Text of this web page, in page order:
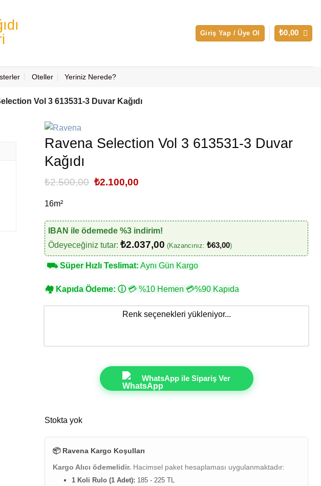
Giriş Yap / Üye Ol ₺0,00
Oteller Yeriniz Nerede?
Vol 3 613531-3 Duvar Kağıdı
Ravena Selection Vol 3 613531-3 Duvar
Kağıdı
₺2.500,00 Orijinal
₺2.100,00Şu
16m²
IBAN ile ödemede %3 indirim!
Ödeyeceğiniz tutar: ₺2.037,00 (Kazancınız: ₺63,00)
⛟Süper Hızlı Teslimat: Aynı Gün Kargo
🏘 Kapıda Ödeme: ⓘ💳 %10 Hemen 💳%90 Kapıda
Renk seçenekleri yükleniyor...
WhatsApp ile Sipariş Ver
Stokta yok
📦 Ravena Kargo Koşulları
Kargo Alıcı ödemelidir. Hacimsel paket hesaplaması uygulanmaktadır:
1 Koli Rulo (1 Adet): 185 - 225 TL